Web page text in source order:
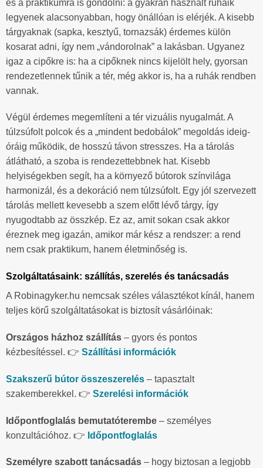
és a praktikumra is gondolni: a gyakran használt ruháik
legyenek alacsonyabban, hogy önállóan is elérjék. A kisebb
tárgyaknak (sapka, kesztyű, tornazsák) érdemes külön
kosarat adni, így nem „vándorolnak” a lakásban. Ugyanez
igaz a cipőkre is: ha a cipőknek nincs kijelölt hely, gyorsan
rendezetlennek tűnik a tér, még akkor is, ha a ruhák rendben
vannak.
Végül érdemes megemlíteni a tér vizuális nyugalmát. A
túlzsúfolt polcok és a „mindent bedobálok” megoldás ideig-
óráig működik, de hosszú távon stresszes. Ha a tárolás
átlátható, a szoba is rendezettebbnek hat. Kisebb
helyiségekben segít, ha a környező bútorok színvilága
harmonizál, és a dekoráció nem túlzsúfolt. Egy jól szervezett
tárolás mellett kevesebb a szem előtt lévő tárgy, így
nyugodtabb az összkép. Ez az, amit sokan csak akkor
éreznek meg igazán, amikor már kész a rendszer: a rend
nem csak praktikum, hanem életminőség is.
Szolgáltatásaink: szállítás, szerelés és tanácsadás
A Robinagyker.hu nemcsak széles választékot kínál, hanem
teljes körű szolgáltatásokat is biztosít vásárlóinak:
Országos házhoz szállítás – gyors és pontos
kézbesítéssel. 👉 Szállítási információk
Szakszerű bútor összeszerelés – tapasztalt
szakemberekkel. 👉 Szerelési információk
Időpontfoglalás bemutatóterembe – személyes
konzultációhoz. 👉 Időpontfoglalás
Személyre szabott tanácsadás – hogy biztosan a legjobb